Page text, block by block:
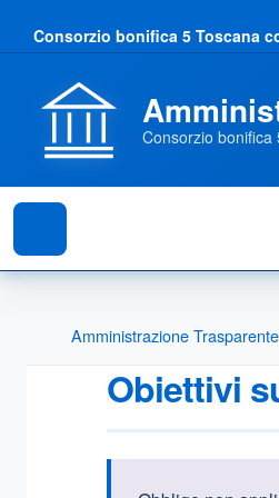
Consorzio bonifica 5 Toscana
Consorzio bonifica
Amministrazione Trasparente
Obiettivi